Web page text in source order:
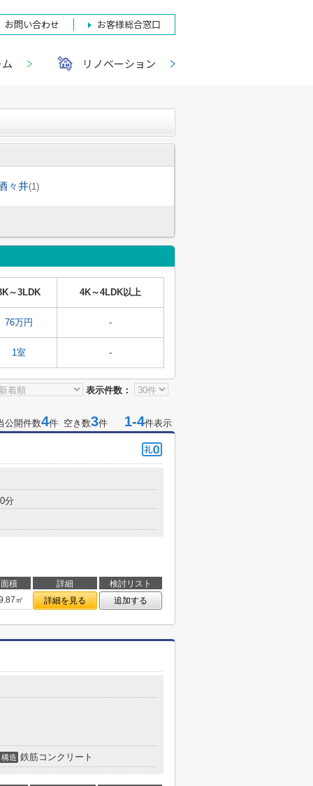
お問い合わせ お客様総合窓口
リノベーション
々井(1)
～3LDK 4K～4LDK以上
76万円 -
1室 -
表示件数：
公開件数4件 空き数3件 1-4件表示
分
面積 詳細
検討リスト
㎡
詳細を見る 追加する
構造 鉄筋コンクリート